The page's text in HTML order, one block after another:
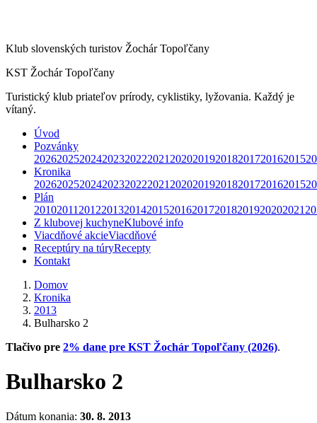
Klub slovenských turistov Žochár Topoľčany
KST Žochár Topoľčany
Turistický klub priateľov prírody, cyklistiky, lyžovania. Každý je
vítaný.
Úvod
Pozvánky
202620252024202320222021 202020192018201720162015
Kronika
202620252024202320222021 202020192018201720162015
Plán
20102011 2012201320142015201620172018201920202021
Z klubovej kuchyneKlubové info
Viacdňové akcieViacdňové
Receptúry na túryRecepty
Kontakt
Domov
Kronika
2013
Bulharsko 2
Tlačivo pre 2% dane pre KST Žochár Topoľčany (2026).
Bulharsko 2
Dátum konania: 30. 8. 2013